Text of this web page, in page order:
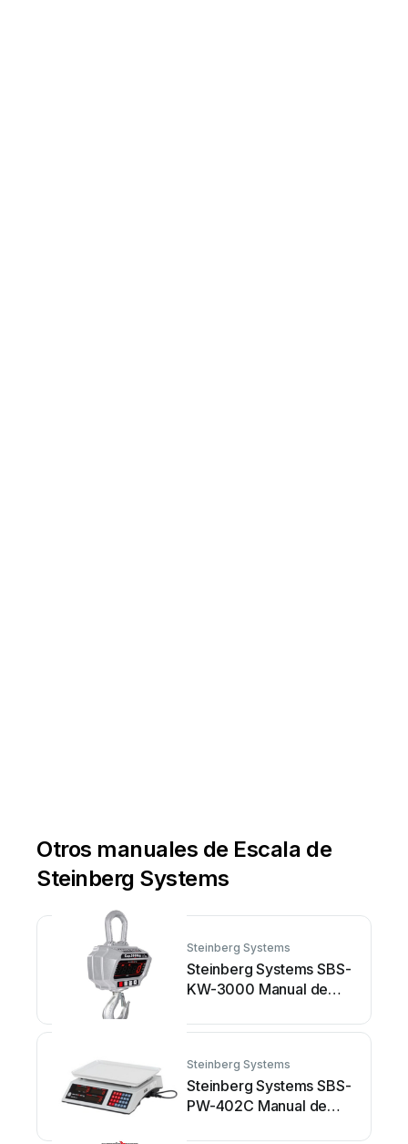
Otros manuales de Escala de
Steinberg Systems
Steinberg Systems
Steinberg Systems SBS-
KW-3000 Manual de
Steinberg Systems
Steinberg Systems SBS-
PW-402C Manual de